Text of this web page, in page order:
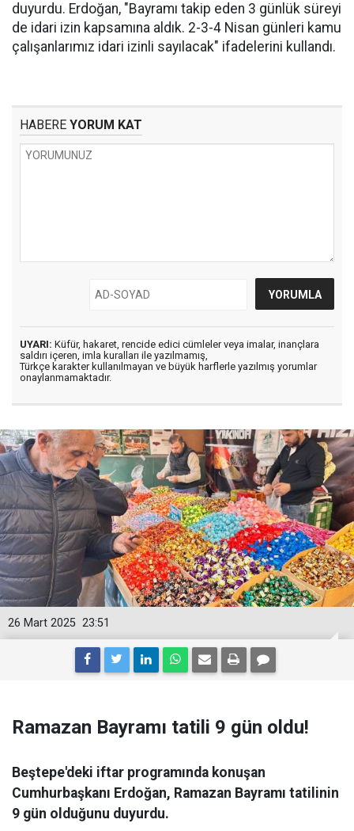
duyurdu. Erdoğan, "Bayramı takip eden 3 günlük süreyi
de idari izin kapsamına aldık. 2-3-4 Nisan günleri kamu
çalışanlarımız idari izinli sayılacak" ifadelerini kullandı.
HABERE YORUM KAT
UYARI: Küfür, hakaret, rencide edici cümleler veya imalar, inançlara
saldırı içeren, imla kuralları ile yazılmamış,
Türkçe karakter kullanılmayan ve büyük harflerle yazılmış yorumlar
onaylanmamaktadır.
23:51
26 Mart 2025
Ramazan Bayramı tatili 9 gün oldu!
Beştepe'deki iftar programında konuşan
Cumhurbaşkanı Erdoğan, Ramazan Bayramı tatilinin
9 gün olduğunu duyurdu.